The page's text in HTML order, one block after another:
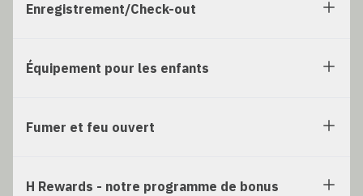
Enregistrement/Check-out
Équipement pour les enfants
Fumer et feu ouvert
H Rewards - notre programme de bonus